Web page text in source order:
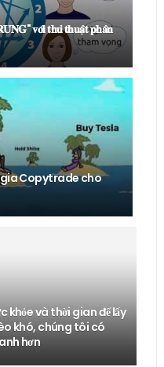
𝐯𝐨̛́𝐢 𝐭𝐡𝐮̉ 𝐭𝐡𝐮𝐚̣̂𝐭 𝐩𝐡𝐚̂𝐧
gia Copytrade cho
khỏe và thời gian để lấy
khó, chúng tôi có
hơn